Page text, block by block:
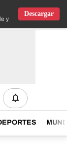
y IOS
Descargar